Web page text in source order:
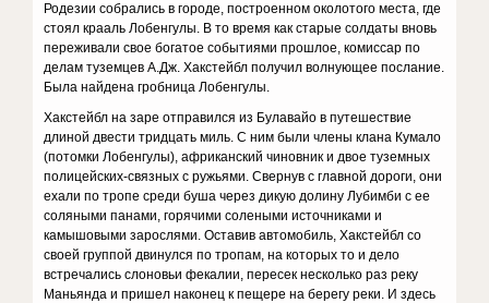
Родезии собрались в городе, построенном околотого места, где
стоял крааль Лобенгулы. В то время как старые солдаты вновь
переживали свое богатое со­бытиями прошлое, комиссар по
делам туземцев А.Дж. Хакстейбл получил волнующее послание.
Была найдена гробница Лобенгулы.
Хакстейбл на заре отправился из Булавайо в путе­шествие
длиной двести тридцать миль. С ним были члены клана Кумало
(потомки Лобенгулы), африкан­ский чиновник и двое туземных
полицейских-связных с ружьями. Свернув с главной дороги, они
ехали по тропе среди буша через дикую долину Лубимби с ее
соляными панами, горячими солеными источниками и
камышовыми зарослями. Оставив автомобиль, Хак­стейбл со
своей группой двинулся по тропам, на которых то и дело
встречались слоновьи фекалии, пересек не­сколько раз реку
Маньянда и пришел наконец к пещере на берегу реки. И здесь